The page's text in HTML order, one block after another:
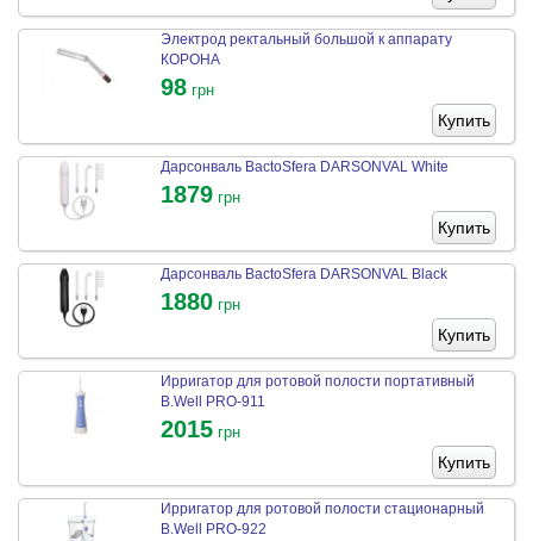
Электрод ректальный большой к аппарату
КОРОНА
98 грн
Купить
Дарсонваль BactoSfera DARSONVAL White
1879 грн
Купить
Дарсонваль BactoSfera DARSONVAL Black
1880 грн
Купить
Ирригатор для ротовой полости портативный
B.Well PRO-911
2015 грн
Купить
Ирригатор для ротовой полости стационарный
B.Well PRO-922